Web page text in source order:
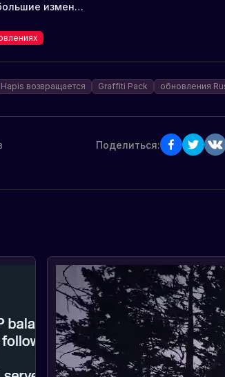
Завтра великий день! В Rust грядут большие изменения PVP за последние годы, Hapis возвращается, добавление в магазин Graffiti Pack и многое другое
Hapis возвращается Graffiti Pack обновления
Поделиться: